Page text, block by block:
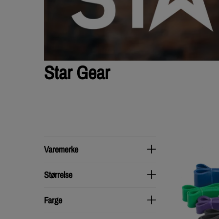
Star Gear
VaremerkeVaremerke
StørrelseStørrelse
FargeFarge